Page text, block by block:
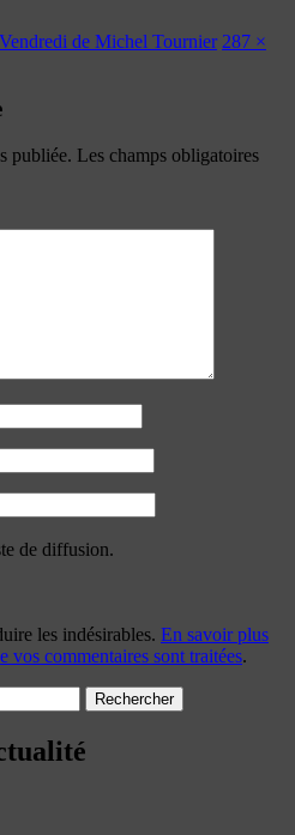
Vendredi de Michel Tournier 287 ×
publiée. Les champs obligatoires
de diffusion.
les indésirables. En savoir plus
vos commentaires sont traitées.